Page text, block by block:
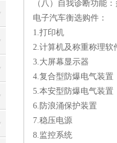
（八）自我诊断功能
电子汽车衡选购件：
1.打印机
2.计算机及称重称理软
3.大屏幕显示器
4.复合型防爆电气装置
5.本安型防爆电气装置
6.防浪涌保护装置
7.稳压电源
8.监控系统